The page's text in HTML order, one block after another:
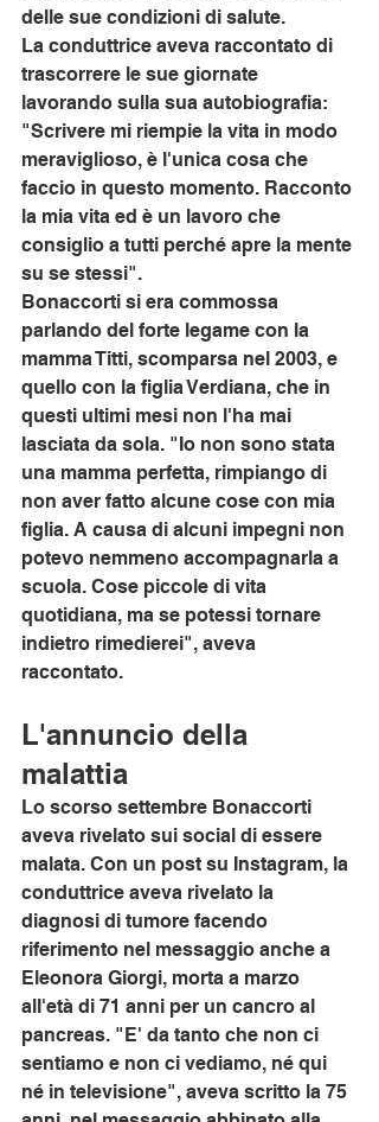
delle sue condizioni di salute.
La conduttrice aveva raccontato di
trascorrere le sue giornate
lavorando sulla sua autobiografia:
"Scrivere mi riempie la vita in modo
meraviglioso, è l'unica cosa che
faccio in questo momento. Racconto
la mia vita ed è un lavoro che
consiglio a tutti perché apre la mente
su se stessi".
Bonaccorti si era commossa
parlando del forte legame con la
mamma Titti, scomparsa nel 2003, e
quello con la figlia Verdiana, che in
questi ultimi mesi non l'ha mai
lasciata da sola. "Io non sono stata
una mamma perfetta, rimpiango di
non aver fatto alcune cose con mia
figlia. A causa di alcuni impegni non
potevo nemmeno accompagnarla a
scuola. Cose piccole di vita
quotidiana, ma se potessi tornare
indietro rimedierei", aveva
raccontato.
L'annuncio della
malattia
Lo scorso settembre Bonaccorti
aveva rivelato sui social di essere
malata. Con un post su Instagram, la
conduttrice aveva rivelato la
diagnosi di tumore facendo
riferimento nel messaggio anche a
Eleonora Giorgi, morta a marzo
all'età di 71 anni per un cancro al
pancreas. "E' da tanto che non ci
sentiamo e non ci vediamo, né qui
né in televisione", aveva scritto la 75